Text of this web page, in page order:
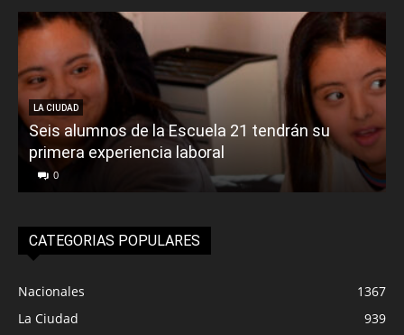
LA CIUDAD
Seis alumnos de la Escuela 21 tendrán su
primera experiencia laboral
0
CATEGORIAS POPULARES
Nacionales
1367
La Ciudad
939